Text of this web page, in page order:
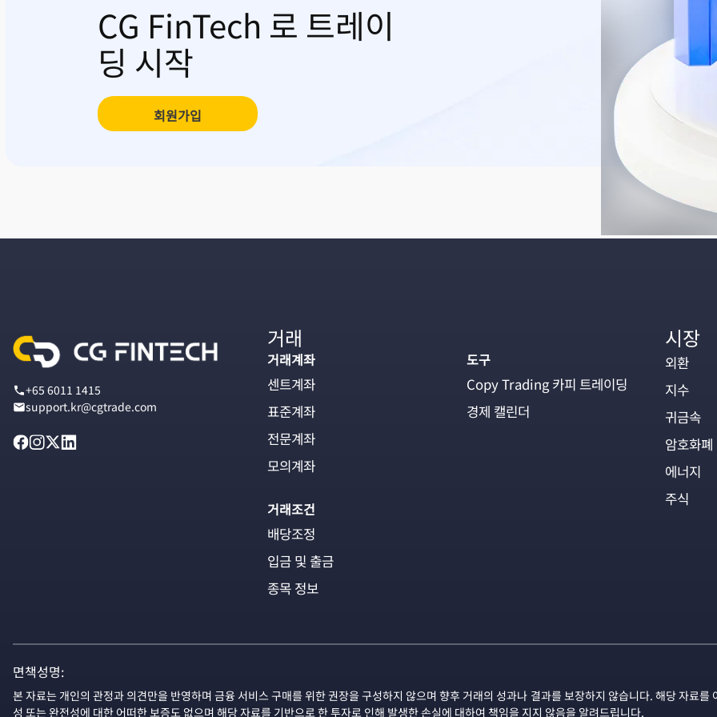
CG FinTech 로 트레이
딩 시작
회원가입
+65 6011 1415
support.kr@cgtrade.com
거래
거래계좌
센트계좌
표준계좌
전문계좌
모의계좌
거래조건
배당조정
입금 및 출금
종목 정보
도구
Copy Trading 카피 트레이딩
경제 캘린더
시장
외환
지수
귀금속
암호화폐
에너지
주식
면책성명:
본 자료는 개인의 관정과 의견만을 반영하며 금융 서비스 구매를 위한 권장을 구성하지 않으며 향후 거래의 성과나 결과를 보장하지 않습니다. 해당 자료
성 또는 완전성에 대한 어떠한 보증도 없으며 해당 자료를 기반으로 한 투자로 인해 발생한 손실에 대하여 책임을 지지 않음을 알려드립니다.